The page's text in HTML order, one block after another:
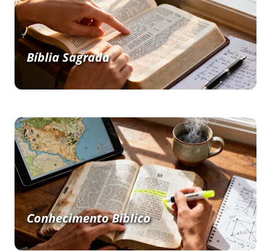
Bíblia Sagrada
Conhecimento Bíblico